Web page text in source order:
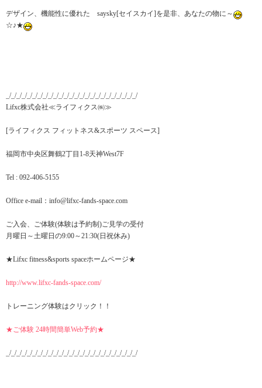
デザイン、機能性に優れた saysky[セイスカイ]を是非、あなたの物に～
☆♪★
_/_/_/_/_/_/_/_/_/_/_/_/_/_/_/_/_/_/_/_/_/_/_/_/_/
Lifxc株式会社≪ライフィクス㈱≫
[ライフィクス フィットネス&スポーツ スペース]
福岡市中央区舞鶴2丁目1-8天神West7F
Tel : 092-406-5155
Office e-mail：info@lifxc-fands-space.com
ご入会、ご体験(体験は予約制)ご見学の受付
月曜日～土曜日の9:00～21:30(日祝休み)
★Lifxc fitness&sports spaceホームページ★
http://www.lifxc-fands-space.com/
トレーニング体験はクリック！！
★ご体験 24時間簡単Web予約★
_/_/_/_/_/_/_/_/_/_/_/_/_/_/_/_/_/_/_/_/_/_/_/_/_/